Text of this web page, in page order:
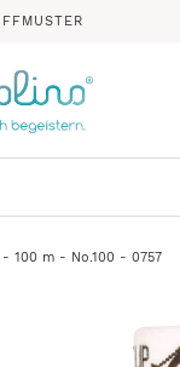
- 100 m - No.100 - 0757